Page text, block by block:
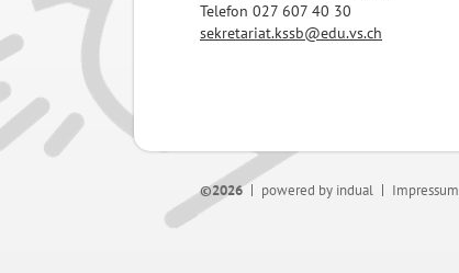
Telefon 027 607 40 30
sekretariat.kssb@edu.vs.ch
©2026 powered by indual Impressum